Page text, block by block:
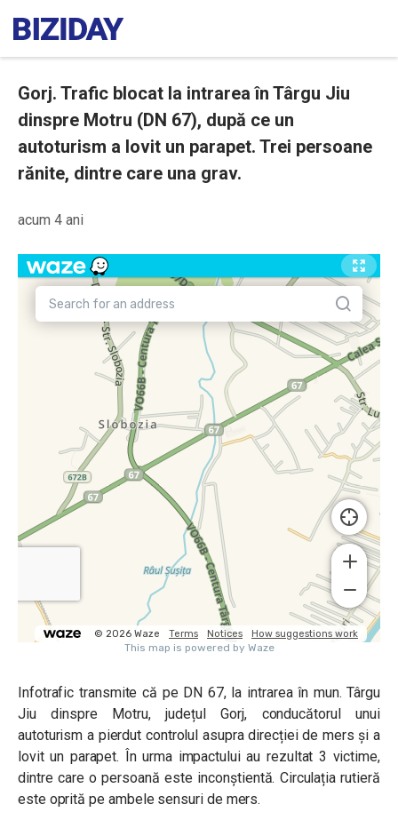
Gorj. Trafic blocat la intrarea în Târgu Jiu
dinspre Motru (DN 67), după ce un
autoturism a lovit un parapet. Trei persoane
rănite, dintre care una grav.
acum 4 ani
Infotrafic transmite că pe DN 67, la intrarea în mun. Târgu
Jiu dinspre Motru, județul Gorj, conducătorul unui
autoturism a pierdut controlul asupra direcției de mers și a
lovit un parapet. În urma impactului au rezultat 3 victime,
dintre care o persoană este inconștientă. Circulația rutieră
este oprită pe ambele sensuri de mers.